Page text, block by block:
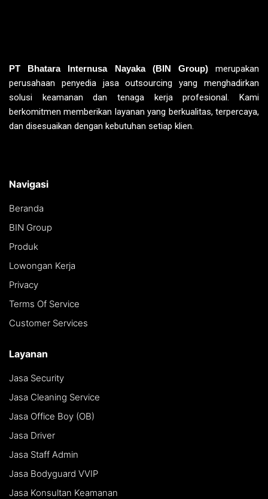
PT Bhatara Internusa Nayaka (BIN Group)merupakan
perusahaan penyedia jasa outsourcing yang menghadirkan
solusi keamanan dan tenaga kerja profesional. Kami
berkomitmen memberikan layanan yang berkualitas, terpercaya,
dan disesuaikan dengan kebutuhan setiap klien.
Navigasi
Beranda
BIN Group
Produk
Lowongan Kerja
Privacy
Terms Of Service
Customer Services
Layanan
Jasa Security
Jasa Cleaning Service
Jasa Office Boy (OB)
Jasa Driver
Jasa Staff Admin
Jasa Bodyguard VVIP
Jasa Konsultan Keamanan